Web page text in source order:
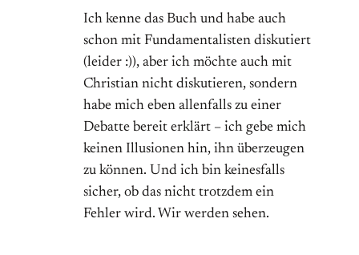
Ich kenne das Buch und habe auch
schon mit Fundamentalisten diskutiert
(leider :)), aber ich möchte auch mit
Christian nicht diskutieren, sondern
habe mich eben allenfalls zu einer
Debatte bereit erklärt – ich gebe mich
keinen Illusionen hin, ihn überzeugen
zu können. Und ich bin keinesfalls
sicher, ob das nicht trotzdem ein
Fehler wird. Wir werden sehen.